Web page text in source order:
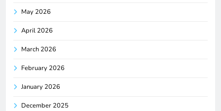
May 2026
April 2026
March 2026
February 2026
January 2026
December 2025